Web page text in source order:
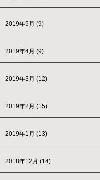
2019年5月 (9)
2019年4月 (9)
2019年3月 (12)
2019年2月 (15)
2019年1月 (13)
2018年12月 (14)